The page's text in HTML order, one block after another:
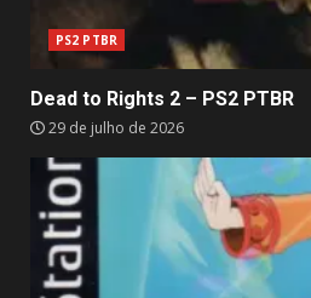
PS2 PTBR
Dead to Rights 2 – PS2 PTBR
29 de julho de 2026